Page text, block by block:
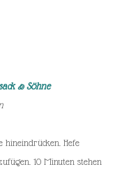
& Söhne
hineindrücken. Hefe
10 Minuten stehen